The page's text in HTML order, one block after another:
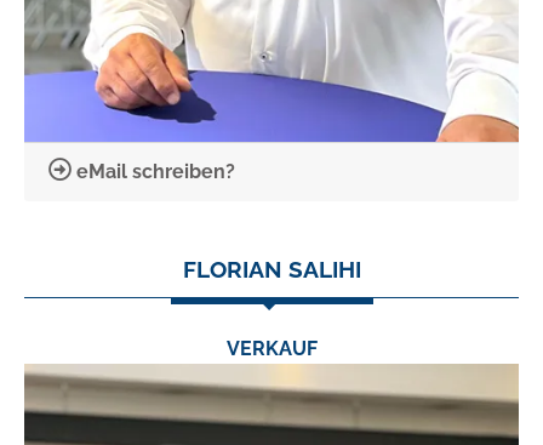
eMail schreiben?
FLORIAN SALIHI
VERKAUF